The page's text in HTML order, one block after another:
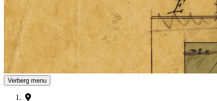
Verberg menu